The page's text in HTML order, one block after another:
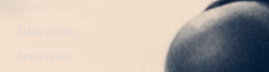
Domů
Naše služby
Spolupráce